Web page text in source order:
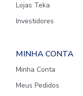
Lojas Teka
Investidores
MINHA CONTA
Minha Conta
Meus Pedidos